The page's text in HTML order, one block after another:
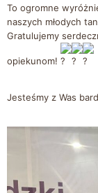
To ogromne
naszych młodych
Gratulujemy
opiekunom!
Jesteśmy z Was